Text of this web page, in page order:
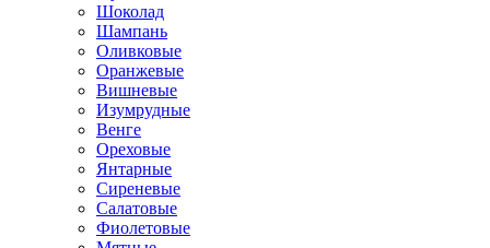
Шоколад
Шампань
Оливковые
Оранжевые
Вишневые
Изумрудные
Венге
Ореховые
Янтарные
Сиреневые
Салатовые
Фиолетовые